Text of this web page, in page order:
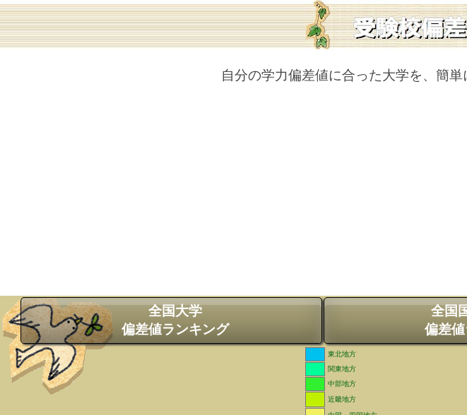
自分の学力偏差値に合った大学を、簡
全国大学
偏差値ランキング
全国
偏差
東北地方
関東地方
中部地方
近畿地方